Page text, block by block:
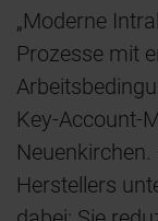
„Moderne
Prozesse mit
Key-Account-
Herstellers